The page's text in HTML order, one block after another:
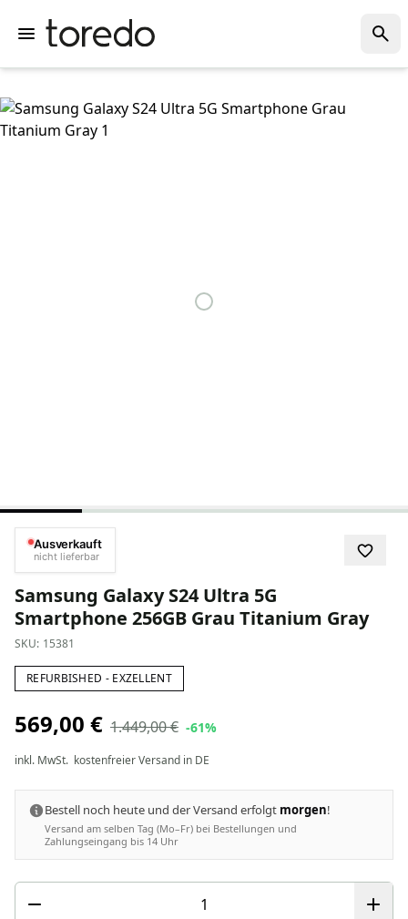
Ausverkauft
nicht lieferbar
Samsung Galaxy S24 Ultra 5G
Smartphone 256GB Grau Titanium Gray
SKU: 15381
REFURBISHED - EXZELLENT
569,00 € 1.449,00 € -61%
inkl. MwSt. kostenfreier Versand in DE
Bestell noch heute und der Versand erfolgt morgen!
Versand am selben Tag (Mo–Fr) bei Bestellungen und
Zahlungseingang bis 14 Uhr